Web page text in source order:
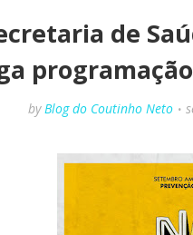
de
by Blog do Coutinho Neto